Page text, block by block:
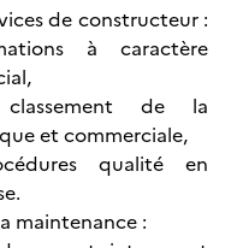
de constructeur :
à caractère
de la
et commerciale,
qualité en
maintenance :